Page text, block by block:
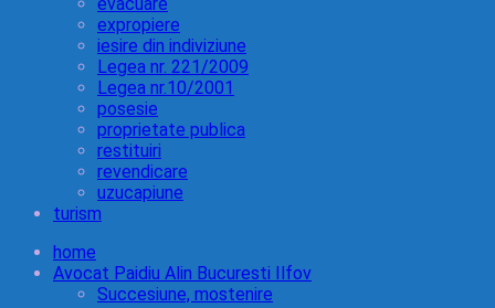
expropiere
iesire din indiviziune
Legea nr. 221/2009
Legea nr.10/2001
posesie
proprietate publica
restituiri
revendicare
uzucapiune
turism
home
Avocat Paidiu Alin Bucuresti Ilfov
Succesiune, mostenire